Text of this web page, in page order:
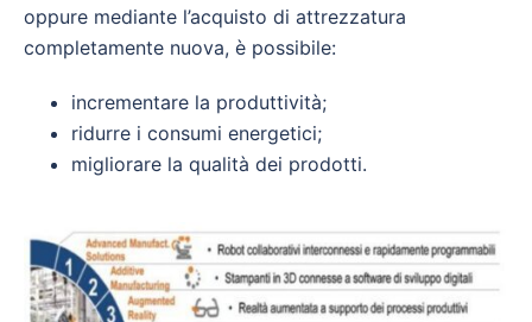
oppure mediante l’acquisto di attrezzatura
completamente nuova, è possibile:
incrementare la produttività;
ridurre i consumi energetici;
migliorare la qualità dei prodotti.